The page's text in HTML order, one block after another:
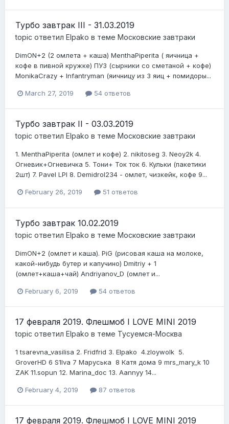
Турбо завтрак III - 31.03.2019
topic ответил Elpako в теме Московские завтраки
DimON +2 (2 омлета + каша) MenthaPiperita ( яичница +
кофе в пивной кружке ) ПУЗ (сырники со сметаной + кофе)
MonikaCrazy + Infantryman ( яичницу из 3 яиц + помидоры...
March 27, 2019 54 ответов
Турбо завтрак II - 03.03.2019
topic ответил Elpako в теме Московские завтраки
1. MenthaPiperita ( омлет и кофе) 2. nikitoseg 3. Neoy2k 4.
Огневик+Огневичка 5 . Тони+ Ток ток 6. Кульки (пакетики
2ш т) 7. Pavel LPI 8. Demidrol234 - омлет, чизкейк, кофе 9...
February 26, 2019 51 ответов
Турбо завтрак 10.02.2019
topic ответил Elpako в теме Московские завтраки
DimON+2 (омлет и каша). PiG (рисовая каша на молоке,
какой-нибудь бутер и капучино) Dmitriy + 1
(омлет+каша+чай) Andriyanov_D (омлет и...
February 6, 2019 54 ответов
17 февраля 2019. Флешмоб I LOVE MINI 2019
topic ответил Elpako в теме Тусуемся-Москва
1 tsarevna _vasilisa 2. Fridfrid 3. Elpako 4.zloywolk 5.
GroverHD 6 S1lva 7 Маруська 8 Катя дома 9 mrs _mary_ k 10
ZAK 11.sopun 12. Marina_doc 13. Aannyy 14...
February 4, 2019 87 ответов
17 февраля 2019. Флешмоб I LOVE MINI 2019